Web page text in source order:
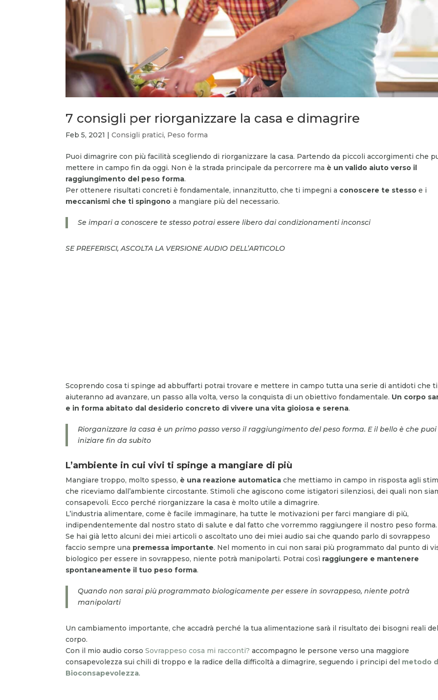
7 consigli per riorganizzare la casa e dimagrire
Feb 5, 2021 |Consigli pratici, Peso forma
Puoi dimagrire con più facilità scegliendo di riorganizzare la casa. Partendo da piccoli accorgimenti che
mettere in campo fin da oggi. Non è la strada principale da percorrere ma è un valido aiuto verso il
raggiungimento del peso forma.
Per ottenere risultati concreti è fondamentale, innanzitutto, che ti impegni a conoscere te stessoe i
meccanismi che ti spingonoa mangiare più del necessario.
Se impari a conoscere te stesso potrai essere libero dai condizionamenti inconsci
SE PREFERISCI, ASCOLTA LA VERSIONE AUDIO DELL’ARTICOLO
Scoprendo cosa ti spinge ad abbuffarti potrai trovare e mettere in campo tutta una serie di antidoti che ti
aiuteranno ad avanzare, un passo alla volta, verso la conquista di un obiettivo fondamentale. Un corpo
e in forma abitato dal desiderio concreto di vivere una vita gioiosa e serena.
Riorganizzare la casa è un primo passo verso il raggiungimento del peso forma. E il bello è che puoi
iniziare fin da subito
L’ambiente in cui vivi ti spinge a mangiare di più
Mangiare troppo, molto spesso, è una reazione automaticache mettiamo in campo in risposta agli
che riceviamo dall’ambiente circostante. Stimoli che agiscono come istigatori silenziosi, dei quali non
consapevoli. Ecco perché riorganizzare la casa è molto utile a dimagrire.
L’industria alimentare, come è facile immaginare, ha tutte le motivazioni per farci mangiare di più,
indipendentemente dal nostro stato di salute e dal fatto che vorremmo raggiungere il nostro peso forma.
Se hai già letto alcuni dei miei articoli o ascoltato uno dei miei audio sai che quando parlo di sovrappeso
faccio sempre una premessa importante. Nel momento in cui non sarai più programmato dal punto di
biologico per essere in sovrappeso, niente potrà manipolarti. Potrai così raggiungere e mantenere
spontaneamente il tuo peso forma.
Quando non sarai più programmato biologicamente per essere in sovrappeso, niente potrà
manipolarti
Un cambiamento importante, che accadrà perché la tua alimentazione sarà il risultato dei bisogni reali
corpo.
Con il mio audio corsoSovrappeso cosa mi racconti? accompagno le persone verso una maggiore
consapevolezza sui chili di troppo e la radice della difficoltà a dimagrire, seguendo i principi del metodo
Bioconsapevolezza.